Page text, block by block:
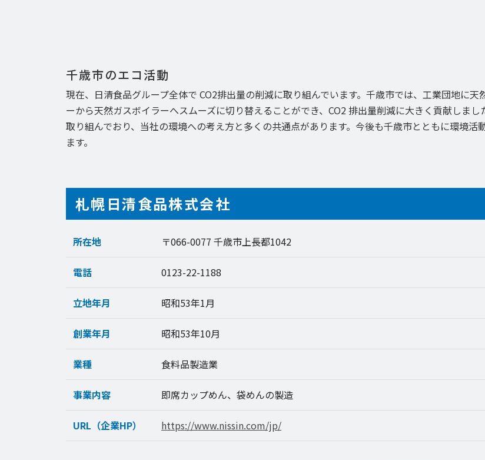
千歳市のエコ活動
現在、日清食品グループ全体で CO2排出量の削減に取り組んでいます。千歳市では、工業団地に
ーから天然ガスボイラーへスムーズに切り替えることができ、CO2 排出量削減に大きく貢献しま
取り組んでおり、当社の環境への考え方と多くの共通点があります。今後も千歳市とともに環境
ます。
札幌日清食品株式会社
所在地 〒066-0077 千歳市上長都1042
電話 0123-22-1188
立地年月 昭和53年1月
創業年月 昭和53年10月
業種 食料品製造業
事業内容 即席カップめん、袋めんの製造
URL（企業HP） https://www.nissin.com/jp/